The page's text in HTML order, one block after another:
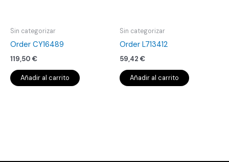
Sin categorizar
Order CY16489
119,50 €
Añadir al carrito
Sin categorizar
Order L713412
59,42 €
Añadir al carrito